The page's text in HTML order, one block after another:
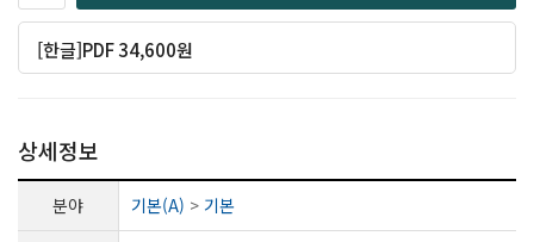
[한글]PDF 34,600원
상세정보
분야 기본(A) > 기본